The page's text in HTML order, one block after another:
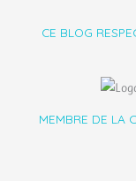
CE BLOG
MEMBRE DE LA